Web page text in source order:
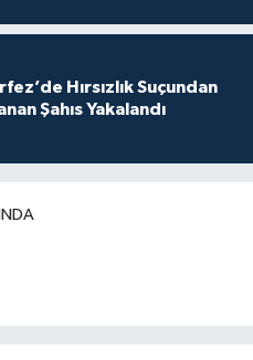
Hırsızlık Suçundan
Şahıs Yakalandı